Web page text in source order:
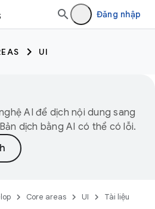
Đăng nhập
UI
AI để dịch nội dung sang
dịch bằng AI có thể có lỗi.
Core areas UI Tài liệu